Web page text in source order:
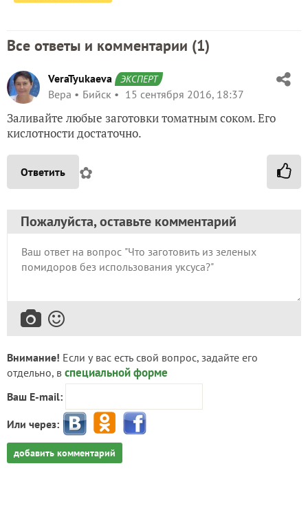
Все ответы и комментарии (1)
VeraTyukaeva ЭКСПЕРТ
Вера Бийск 15 сентября 2016, 18:37
Заливайте любые заготовки томатным соком. Его
кислотности достаточно.
Ответить ✿
Пожалуйста, оставьте комментарий
Внимание! Если у вас есть свой вопрос, задайте его
отдельно, в специальной форме
Ваш E-mail:
Или через:
добавить комментарий